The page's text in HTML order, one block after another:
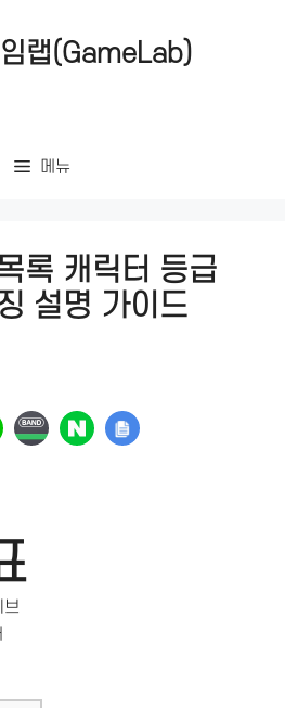
랩(GameLab)
메뉴
록 캐릭터 등급
설명 가이드
브